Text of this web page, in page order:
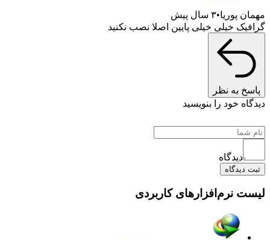
مهمان پوریا ۳ سال پیش
گرافیک خیلی خیلی پایین اصلا نصب نکنید
پاسخ به نظر
دیدگاه خود را بنویسید
دیدگاه
ثبت دیدگاه
لیست نرم‌افزارهای کاربردی